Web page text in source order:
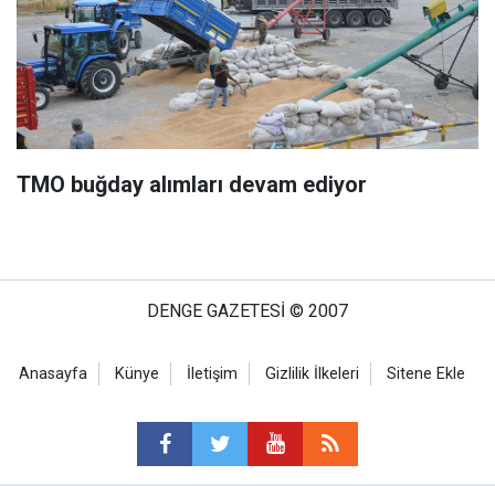
TMO buğday alımları devam ediyor
DENGE GAZETESİ © 2007
Anasayfa Künye İletişim Gizlilik İlkeleri Sitene Ekle